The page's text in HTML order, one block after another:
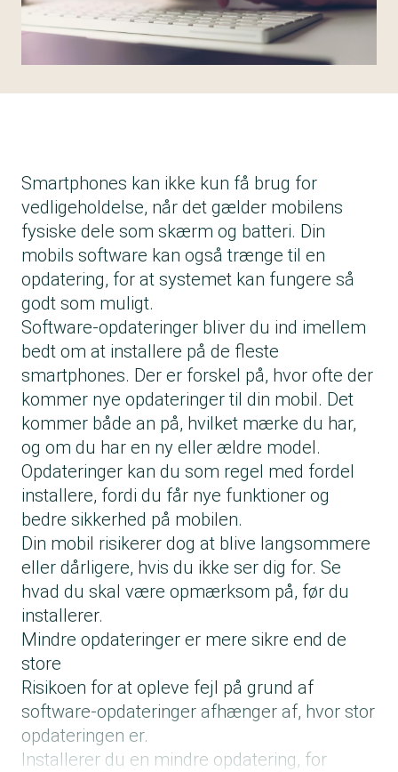
Smartphones kan ikke kun få brug for
vedligeholdelse, når det gælder mobilens
fysiske dele som skærm og batteri. Din
mobils software kan også trænge til en
opdatering, for at systemet kan fungere så
godt som muligt.
Software-opdateringer bliver du ind imellem
bedt om at installere på de fleste
smartphones. Der er forskel på, hvor ofte der
kommer nye opdateringer til din mobil. Det
kommer både an på, hvilket mærke du har,
og om du har en ny eller ældre model.
Opdateringer kan du som regel med fordel
installere, fordi du får nye funktioner og
bedre sikkerhed på mobilen.
Din mobil risikerer dog at blive langsommere
eller dårligere, hvis du ikke ser dig for. Se
hvad du skal være opmærksom på, før du
installerer.
Mindre opdateringer er mere sikre end de
store
Risikoen for at opleve fejl på grund af
software-opdateringer afhænger af, hvor stor
opdateringen er.
Installerer du en mindre opdatering, for